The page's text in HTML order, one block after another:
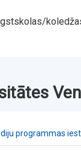
programmas